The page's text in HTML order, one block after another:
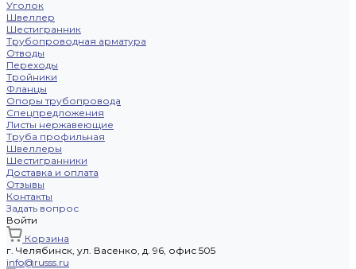
Уголок
Швеллер
Шестигранник
Трубопроводная арматура
Отводы
Переходы
Тройники
Фланцы
Опоры трубопровода
Спецпредложения
Листы нержавеющие
Труба профильная
Швеллеры
Шестигранники
Доставка и оплата
Отзывы
Контакты
Задать вопрос
Войти
Корзина
г. Челябинск, ул. Васенко, д. 96, офис 505
info@russs.ru